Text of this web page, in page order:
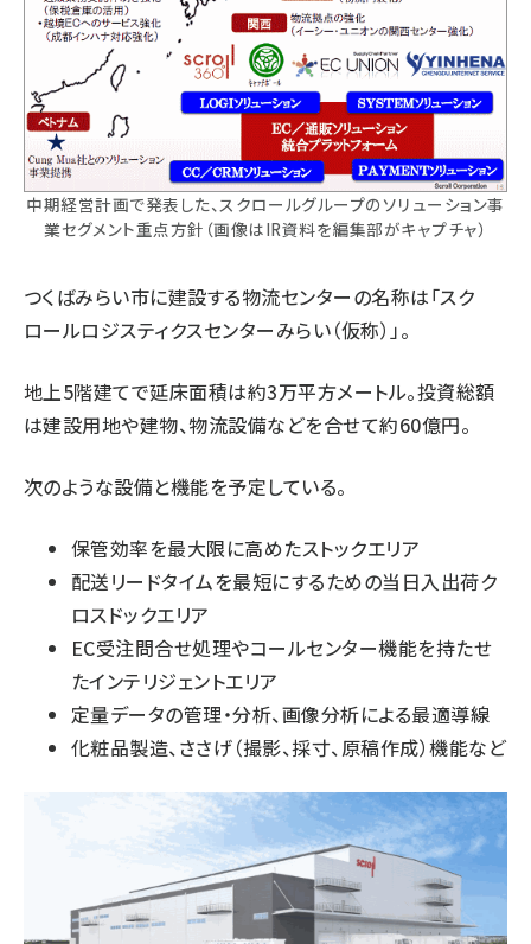
中期経営計画で発表した、スクロールグループのソリューション事
業セグメント重点方針（画像はIR資料を編集部がキャプチャ）
つくばみらい市に建設する物流センターの名称は「スク
ロールロジスティクスセンターみらい（仮称）」。
地上5階建てで延床面積は約3万平方メートル。投資総額
は建設用地や建物、物流設備などを合せて約60億円。
次のような設備と機能を予定している。
保管効率を最大限に高めたストックエリア
配送リードタイムを最短にするための当日入出荷ク
ロスドックエリア
EC受注問合せ処理やコールセンター機能を持たせ
たインテリジェントエリア
定量データの管理・分析、画像分析による最適導線
化粧品製造、ささげ（撮影、採寸、原稿作成）機能など